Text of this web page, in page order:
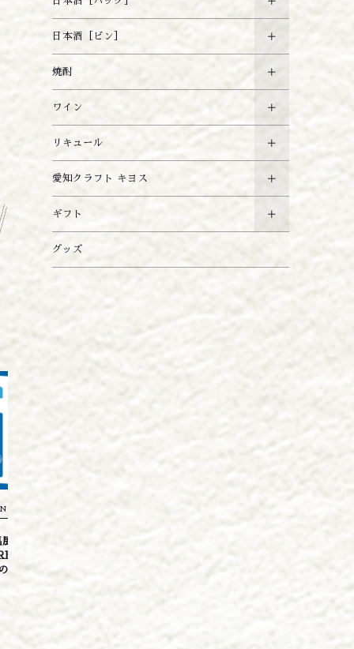
展情報】SAKAE
2026 ※7月18日
１日のみ...
日本酒［ビン］
焼酎
ワイン
リキュール
愛知クラフト キヨス
ギフト
グッズ